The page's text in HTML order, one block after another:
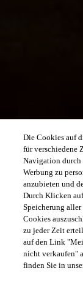
Die Cookies auf
für verschiedene
Navigation durch
Werbung zu
anzubieten und
Durch Klicken
Speicherung
Cookies
zu jeder Zeit
auf den Link
nicht verkaufen"
finden Sie in